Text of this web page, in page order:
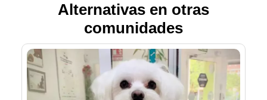
Alternativas en otras
comunidades